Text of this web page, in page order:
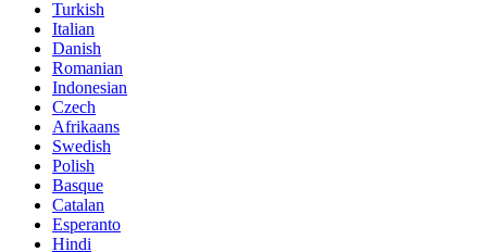
Turkish
Italian
Danish
Romanian
Indonesian
Czech
Afrikaans
Swedish
Polish
Basque
Catalan
Esperanto
Hindi